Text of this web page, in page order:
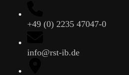
+49 (0) 2235 47047-0
info@rst-ib.de